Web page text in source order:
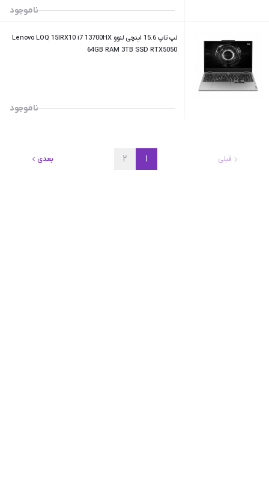
ناموجود
لپ تاپ 15.6 اینچی لنوو Lenovo LOQ 15IRX10 i7 13700HX
64GB RAM 3TB SSD RTX5050
ناموجود
بعدی ۱ ۲ قبلی